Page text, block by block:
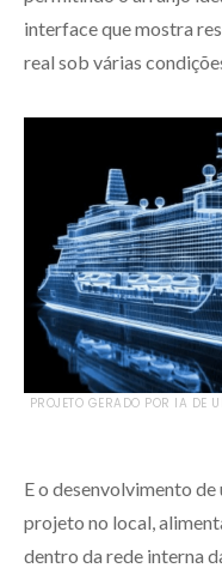
interface que mostra
real sob várias
PROJETO GERADO POR IA DE
E o desenvolvimento
projeto no local,
dentro da rede interna